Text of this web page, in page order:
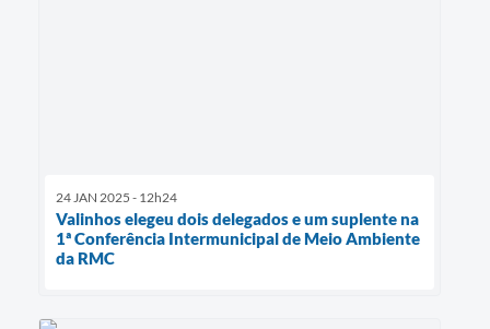
24 JAN 2025 - 12h24
Valinhos elegeu dois delegados e um suplente na
1ª Conferência Intermunicipal de Meio Ambiente
da RMC